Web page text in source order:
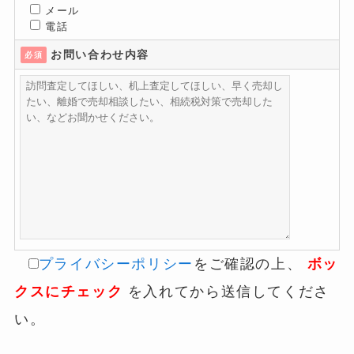
メール
電話
必須 お問い合わせ内容
プライバシーポリシー をご確認の上、 ボッ
クスにチェック を入れてから送信してくださ
い。